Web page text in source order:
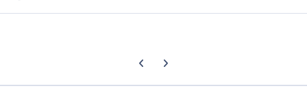
上一张轮播幻灯片
下一张轮播幻灯片